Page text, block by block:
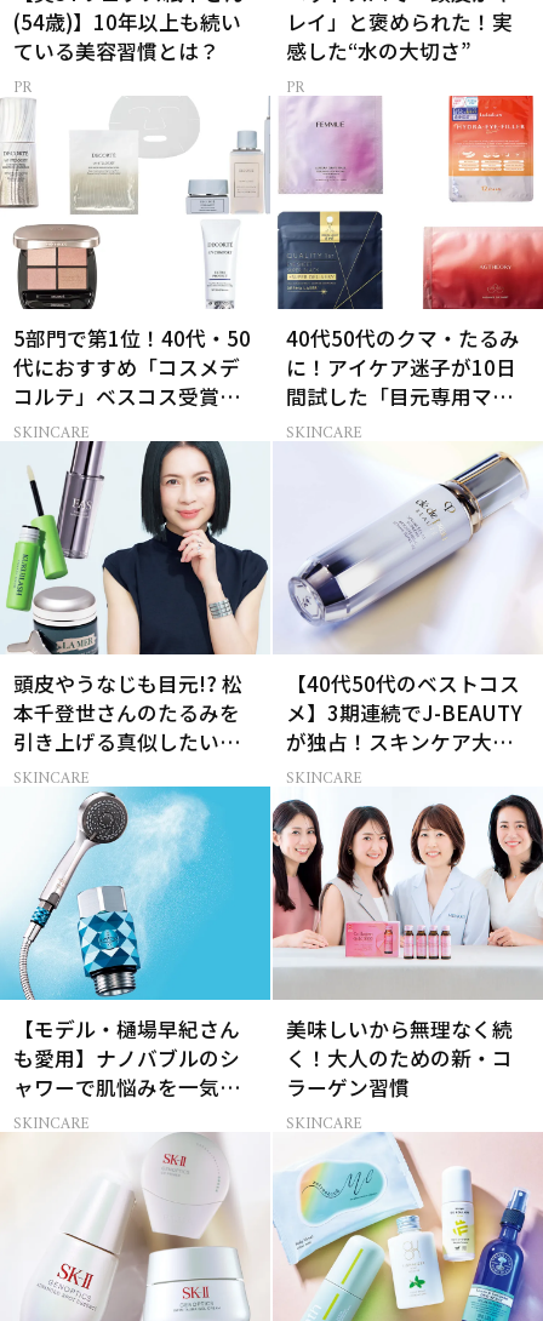
(54歳)】10年以上も続い
ている美容習慣とは？
レイ」と褒められた！実
感した“水の大切さ”
5部門で第1位！40代・50
代におすすめ「コスメデ
コルテ」ベスコス受賞名
品7選
SKINCARE
40代50代のクマ・たるみ
に！アイケア迷子が10日
間試した「目元専用マス
ク」4選
SKINCARE
頭皮やうなじも目元!? 松
本千登世さんのたるみを
引き上げる真似したい習
慣
SKINCARE
【40代50代のベストコス
メ】3期連続でJ-BEAUTY
が独占！スキンケア大賞
受賞コスメ9選
SKINCARE
【モデル・樋場早紀さん
も愛用】ナノバブルのシ
ャワーで肌悩みを一気に
解決
SKINCARE
美味しいから無理なく続
く！大人のための新・コ
ラーゲン習慣
SKINCARE